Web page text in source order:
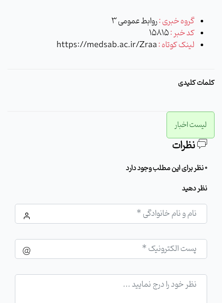
گروه خبری :روابط عمومی 3
کد خبر :15815
لینک کوتاه :https://medsab.ac.ir/Zraa
کلمات کلیدی
لیست اخبار
نظرات
0 نظر برای این مطلب وجود دارد
نظر دهید